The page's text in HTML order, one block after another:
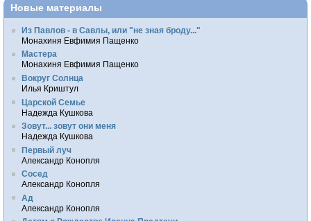
Новые материалы
Из Павлов - в Савлы, или "не зная броду..."
Монахиня Евфимия Пащенко
Мастера
Монахиня Евфимия Пащенко
Вокруг Солнца
Илья Криштул
Царской Семье
Надежда Кушкова
Зовут... зовут они меня
Надежда Кушкова
Первый луч
Александр Конопля
Сосед
Александр Конопля
Ад
Александр Конопля